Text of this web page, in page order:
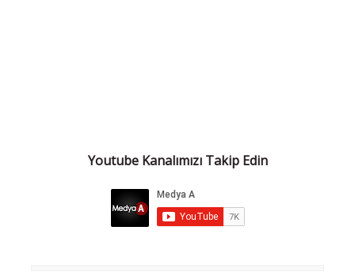
Youtube Kanalımızı Takip Edin